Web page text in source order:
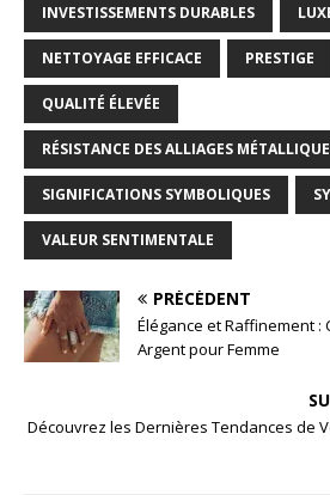
INVESTISSEMENTS DURABLES
NETTOYAGE EFFICACE PRESTIGE
QUALITÉ ÉLEVÉE
RÉSISTANCE DES ALLIAGES
SIGNIFICATIONS SYMBOLIQUES
VALEUR SENTIMENTALE
PRÉCÉDENT
Élégance et Raffinement :
Argent pour Femme
Découvrez les Dernières Tendances de